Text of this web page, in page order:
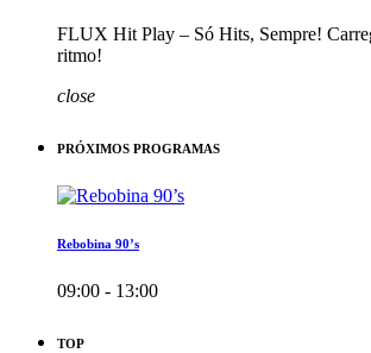
FLUX Hit Play – Só Hits, Sempre!
ritmo!
close
PRÓXIMOS PROGRAMAS
Rebobina 90’s
09:00 - 13:00
TOP